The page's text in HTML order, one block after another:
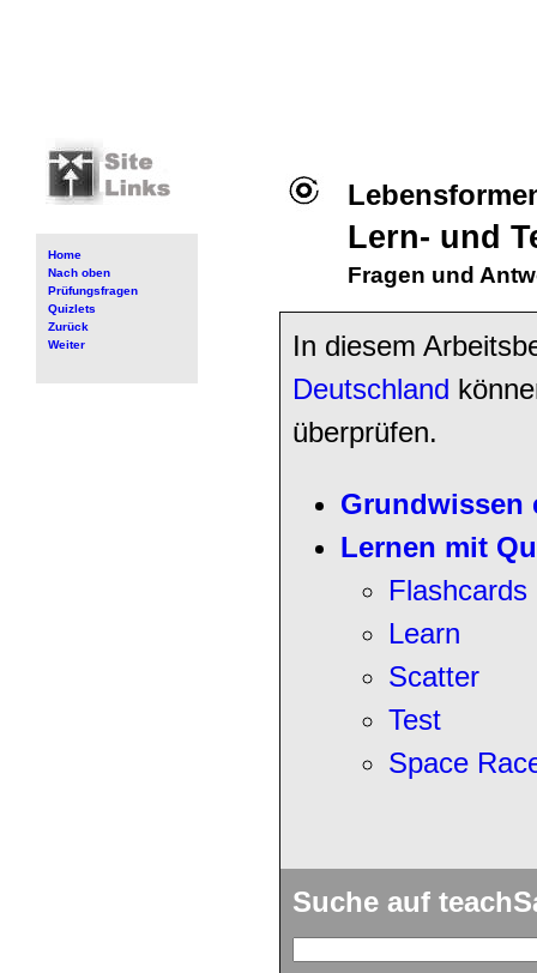
Home
Nach oben
Prüfungsfragen
Quizlets
Zurück
Weiter
Lern- und
Fragen und
In diesem
Deutschland
überprüfen.
Grundwissen
Lernen mit
Flashcards
Learn
Scatter
Test
Space
Suche auf